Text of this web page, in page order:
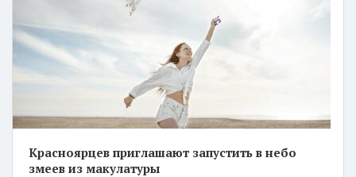
Красноярцев приглашают запустить в небо
змеев из макулатуры